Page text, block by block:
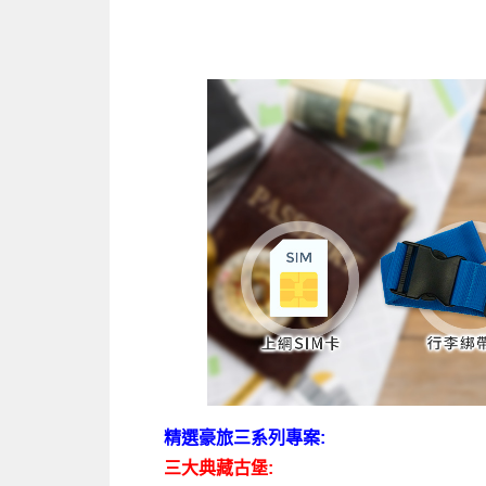
精選豪旅三系列專案:
三大典藏古堡: